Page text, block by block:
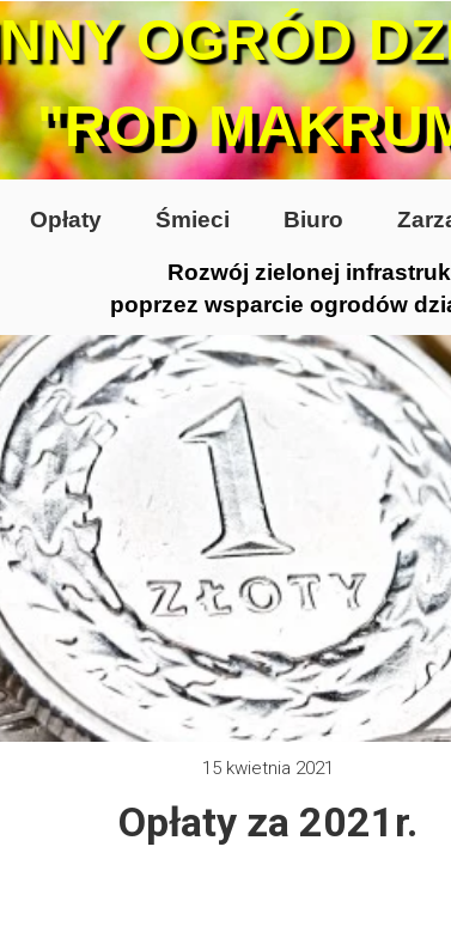
Rozwój zielonej
poprzez wsparcie ogrodów
te
te
2013
Opłaty Śmieci Biuro
OGRÓD
"ROD
15 kwietnia 2021
Opłaty za 2021r.